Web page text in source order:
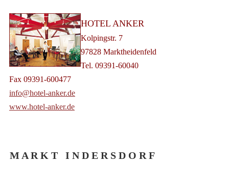
HOTEL ANKER
Kolpingstr. 7
97828 Marktheidenfeld
Tel. 09391-60040
Fax 09391-600477
info@hotel-anker.de
www.hotel-anker.de
M A R K T I N D E R S D O R F